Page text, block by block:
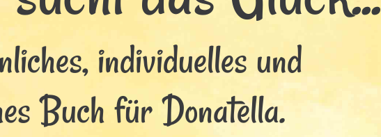
individuelles und
Buch für Donatella.